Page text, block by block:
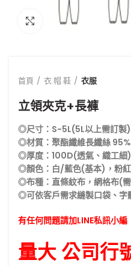
點擊放大
首頁 衣.帽.鞋 衣服
立領夾克+長褲
◎尺寸：S-5L(5L以上需訂製)
◎材質：聚酯纖維長纖絲
◎厚度：100D(透氣、織工細)
◎顏色：白/藍色(基本)，粉
◎布種：直條紋布，網格布(
◎可依客戶需求縫製口袋、字
有任何問題請加LINE私訊小編
量大 公司行